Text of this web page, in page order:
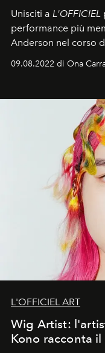
Unisciti a L'OFFICIEL
performance più
Anderson nel corso
09.08.2022 di Ona
L'OFFICIEL ART
Wig Artist:
Kono racconta